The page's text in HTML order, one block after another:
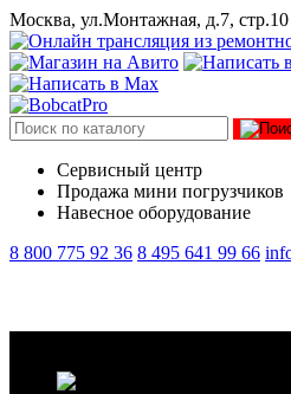
Москва, ул.Монтажная, д.7, стр.10
Сервисный центр
Продажа мини погрузчиков
Навесное оборудование
8 800 775 92 36 8 495 641 99 66